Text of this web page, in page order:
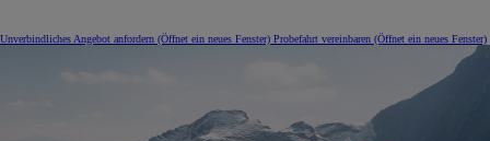
Unverbindliches Angebot anfordern (Öffnet ein neues Fenster) Probefahrt vereinbaren (Öffnet ein neues Fenster)